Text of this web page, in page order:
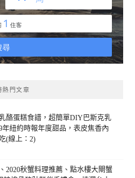
熱門文章
酪蛋糕食譜，超簡單DIY巴斯克乳
年紐約時報年度甜品，表皮焦香內
(線上：2)
2020秋蟹料理推薦、點水樓大閘蟹